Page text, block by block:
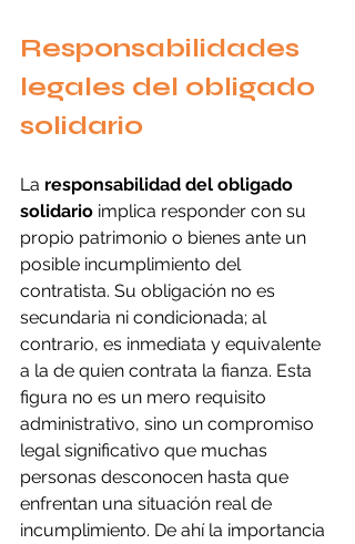
Responsabilidades
legales del obligado
solidario
La responsabilidad del obligado
solidario implica responder con su
propio patrimonio o bienes ante un
posible incumplimiento del
contratista. Su obligación no es
secundaria ni condicionada; al
contrario, es inmediata y equivalente
a la de quien contrata la fianza. Esta
figura no es un mero requisito
administrativo, sino un compromiso
legal significativo que muchas
personas desconocen hasta que
enfrentan una situación real de
incumplimiento. De ahí la importancia